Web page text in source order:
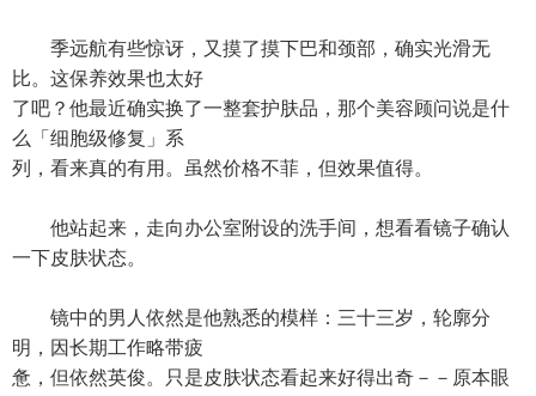
季远航有些惊讶，又摸了摸下巴和颈部，确实光滑无
比。这保养效果也太好
了吧？他最近确实换了一整套护肤品，那个美容顾问说是什
么「细胞级修复」系
列，看来真的有用。虽然价格不菲，但效果值得。
他站起来，走向办公室附设的洗手间，想看看镜子确认
一下皮肤状态。
镜中的男人依然是他熟悉的模样：三十三岁，轮廓分
明，因长期工作略带疲
惫，但依然英俊。只是皮肤状态看起来好得出奇－－原本眼